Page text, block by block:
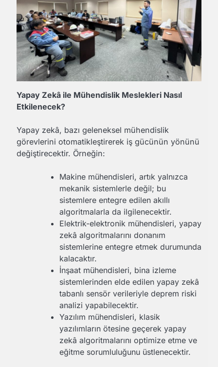
Yapay Zekâ ile Mühendislik Meslekleri Nasıl
Etkilenecek?
Yapay zekâ, bazı geleneksel mühendislik
görevlerini otomatikleştirerek iş gücünün yönünü
değiştirecektir. Örneğin:
Makine mühendisleri, artık yalnızca
mekanik sistemlerle değil; bu
sistemlere entegre edilen akıllı
algoritmalarla da ilgilenecektir.
Elektrik-elektronik mühendisleri, yapay
zekâ algoritmalarını donanım
sistemlerine entegre etmek durumunda
kalacaktır.
İnşaat mühendisleri, bina izleme
sistemlerinden elde edilen yapay zekâ
tabanlı sensör verileriyle deprem riski
analizi yapabilecektir.
Yazılım mühendisleri, klasik
yazılımların ötesine geçerek yapay
zekâ algoritmalarını optimize etme ve
eğitme sorumluluğunu üstlenecektir.